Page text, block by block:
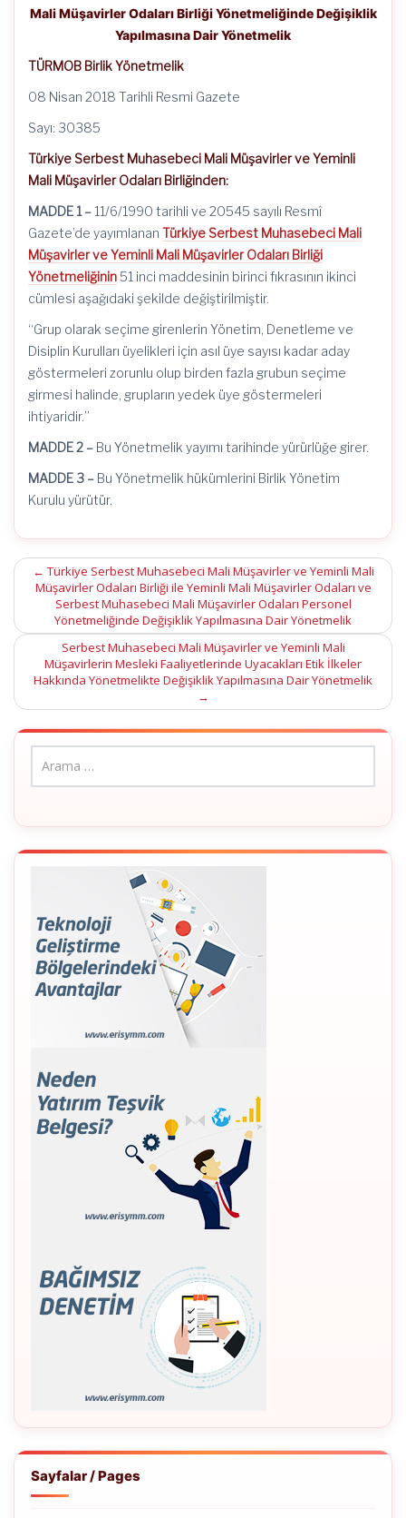
Mali Müşavirler Odaları Birliği Yönetmeliğinde Değişiklik
Yapılmasına Dair Yönetmelik
TÜRMOB Birlik Yönetmelik
08 Nisan 2018 Tarihli Resmi Gazete
Sayı: 30385
Türkiye Serbest Muhasebeci Mali Müşavirler ve Yeminli
Mali Müşavirler Odaları Birliğinden:
MADDE 1 – 11/6/1990 tarihli ve 20545 sayılı Resmî
Gazete’de yayımlanan Türkiye Serbest Muhasebeci Mali
Müşavirler ve Yeminli Mali Müşavirler Odaları Birliği
Yönetmeliğinin51 inci maddesinin birinci fıkrasının ikinci
cümlesi aşağıdaki şekilde değiştirilmiştir.
“Grup olarak seçime girenlerin Yönetim, Denetleme ve
Disiplin Kurulları üyelikleri için asıl üye sayısı kadar aday
göstermeleri zorunlu olup birden fazla grubun seçime
girmesi halinde, grupların yedek üye göstermeleri
ihtiyaridir.”
MADDE 2 – Bu Yönetmelik yayımı tarihinde yürürlüğe girer.
MADDE 3 – Bu Yönetmelik hükümlerini Birlik Yönetim
Kurulu yürütür.
Post
navigation
← Türkiye Serbest Muhasebeci Mali Müşavirler ve Yeminli Mali
Müşavirler Odaları Birliği ile Yeminli Mali Müşavirler Odaları ve
Serbest Muhasebeci Mali Müşavirler Odaları Personel
Yönetmeliğinde Değişiklik Yapılmasına Dair Yönetmelik
Serbest Muhasebeci Mali Müşavirler ve Yeminli Mali
Müşavirlerin Mesleki Faaliyetlerinde Uyacakları Etik İlkeler
Hakkında Yönetmelikte Değişiklik Yapılmasına Dair Yönetmelik
→
Sayfalar / Pages